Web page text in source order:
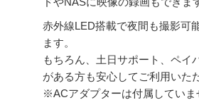
赤外線LED搭載で夜間も撮影可
ます。
もちろん、土日サポート、ペイ
がある方も安心してご利用いた
※ACアダプターは付属してい